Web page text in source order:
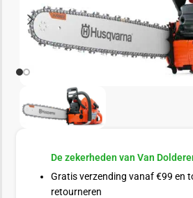
De zekerheden van Van
Gratis verzending vanaf €99 en
retourneren